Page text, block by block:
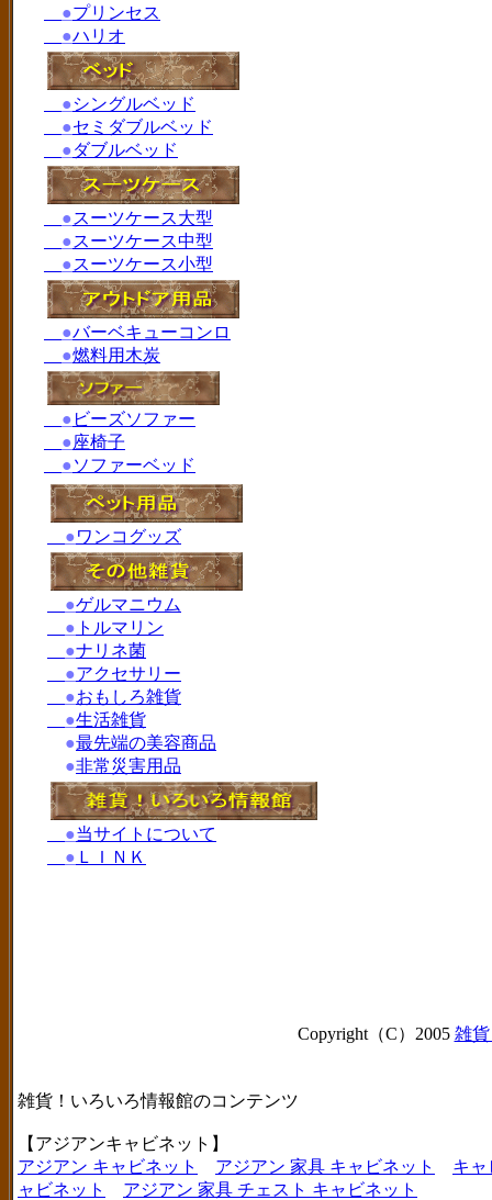
●プリンセス
●ハリオ
●シングルベッド
●セミダブルベッド
●ダブルベッド
●スーツケース大型
●スーツケース中型
●スーツケース小型
●バーベキューコンロ
●燃料用木炭
● ビーズソファー
●座椅子
●ソファーベッド
●ワンコグッズ
●ゲルマニウム
● トルマリン
●ナリネ菌
●アクセサリー
●おもしろ雑貨
●生活雑貨
●最先端の美容商品
●非常災害用品
●当サイトについて
● ＬＩＮＫ
Copyright（C）2005 雑
雑貨！いろいろ情報館のコンテンツ
【アジアンキャビネット】
アジアン キャビネット
アジアン 家具 キャビネット
キャ
ャビネット
アジアン 家具 チェスト キャビネット